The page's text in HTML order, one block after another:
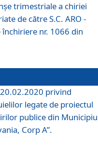
trimestriale a chiriei
de către S.C. ARO -
închiriere nr. 1066 din
privind
legate de proiectul
publice din
Corp A”.